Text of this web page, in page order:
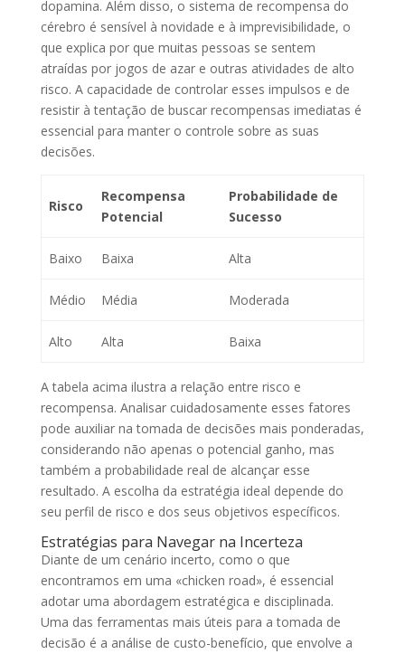
dopamina. Além disso, o sistema de recompensa do
cérebro é sensível à novidade e à imprevisibilidade, o
que explica por que muitas pessoas se sentem
atraídas por jogos de azar e outras atividades de alto
risco. A capacidade de controlar esses impulsos e de
resistir à tentação de buscar recompensas imediatas é
essencial para manter o controle sobre as suas
decisões.
Risco
Recompensa
Potencial
Probabilidade de
Sucesso
Baixo Baixa Alta
Médio Média Moderada
Alto Alta Baixa
A tabela acima ilustra a relação entre risco e
recompensa. Analisar cuidadosamente esses fatores
pode auxiliar na tomada de decisões mais ponderadas,
considerando não apenas o potencial ganho, mas
também a probabilidade real de alcançar esse
resultado. A escolha da estratégia ideal depende do
seu perfil de risco e dos seus objetivos específicos.
Estratégias para Navegar na Incerteza
Diante de um cenário incerto, como o que
encontramos em uma «chicken road», é essencial
adotar uma abordagem estratégica e disciplinada.
Uma das ferramentas mais úteis para a tomada de
decisão é a análise de custo-benefício, que envolve a